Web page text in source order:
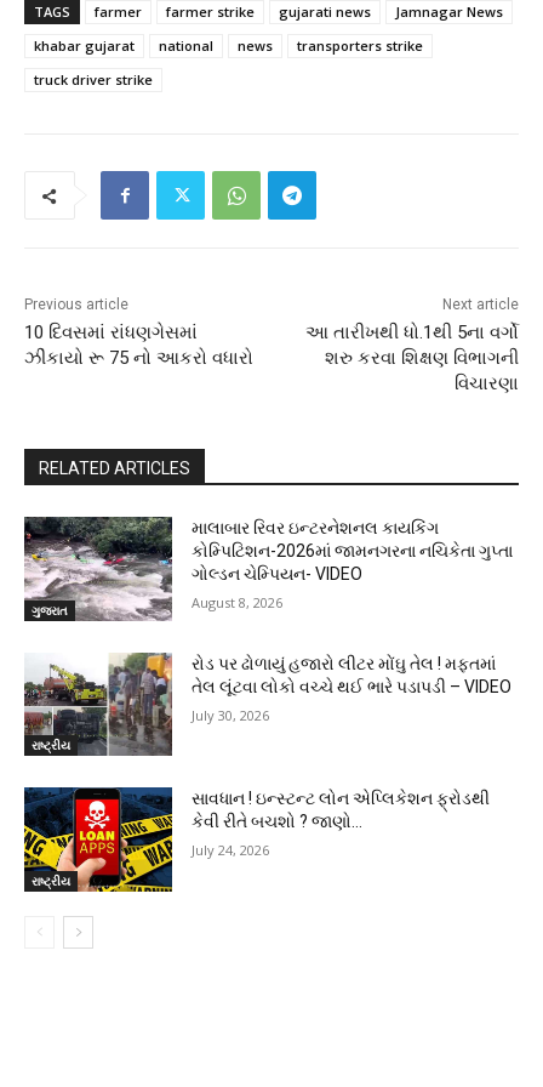
TAGS farmer farmer strike gujarati news
Jamnagar News
khabar gujarat
national news
transporters strike
truck driver strike
Previous article
10 દિવસમાં રાંધણગેસમાં
ઝીંકાયો રૂ 75 નો આકરો વધારો
Next article
આ તારીખથી ધો.1થી 5ના વર્ગો
શરુ કરવા શિક્ષણ વિભાગની
વિચારણા
RELATED ARTICLES
ગુજરાત
માલાબાર રિવર ઇન્ટરનેશનલ કાયકિંગ
કોમ્પિટિશન-2026માં જામનગરના નચિકેતા ગુપ્તા
ગોલ્ડન ચેમ્પિયન- VIDEO
August 8, 2026
રાષ્ટ્રીય
રોડ પર ઢોળાયું હજારો લીટર મોંઘુ તેલ ! મફતમાં
તેલ લૂંટવા લોકો વચ્ચે થઈ ભારે પડાપડી – VIDEO
July 30, 2026
રાષ્ટ્રીય
સાવધાન ! ઇન્સ્ટન્ટ લોન એપ્લિકેશન ફ્રોડથી
કેવી રીતે બચશો ? જાણો…
July 24, 2026